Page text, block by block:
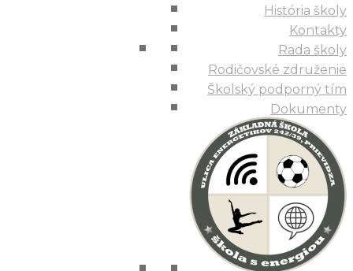
História školy
Kontakty
Rada školy
Rodičovské združenie
Školský podporný tím
Dokumenty